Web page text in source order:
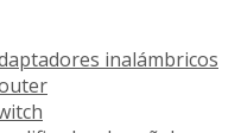
inalámbricos